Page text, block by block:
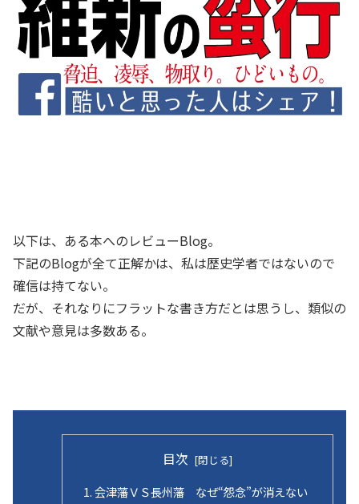
以下は、ある本へのレビューBlog。
下記のBlogが全て正解かは、私は歴史学者ではないので
確信は持てない。
だが、それなりにフラットな書き方だとは思うし、類似の
文献や意見は多数ある。
目次
会津藩ＶＳ長州藩 なぜ“怨念”が消えない